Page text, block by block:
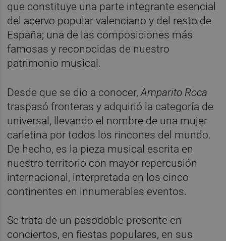
que constituye una parte integrante esencial
del acervo popular valenciano y del resto de
España; una de las composiciones más
famosas y reconocidas de nuestro
patrimonio musical.
Desde que se dio a conocer,Amparito Roca
traspasó fronteras y adquirió la categoría de
universal, llevando el nombre de una mujer
carletina por todos los rincones del mundo.
De hecho, es la pieza musical escrita en
nuestro territorio con mayor repercusión
internacional, interpretada en los cinco
continentes en innumerables eventos.
Se trata de un pasodoble presente en
conciertos, en fiestas populares, en sus